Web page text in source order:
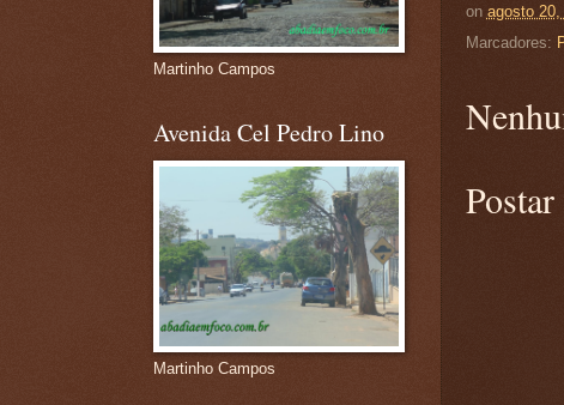
on agosto 20,
Marcadores:
Martinho Campos
Avenida Cel Pedro Lino
Martinho Campos